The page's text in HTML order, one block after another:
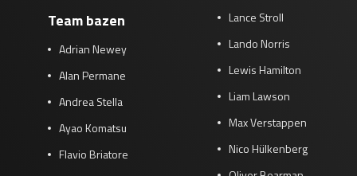
Team bazen
Adrian Newey
Alan Permane
Andrea Stella
Ayao Komatsu
Flavio Briatore
Lance Stroll
Lando Norris
Lewis Hamilton
Liam Lawson
Max Verstappen
Nico Hülkenberg